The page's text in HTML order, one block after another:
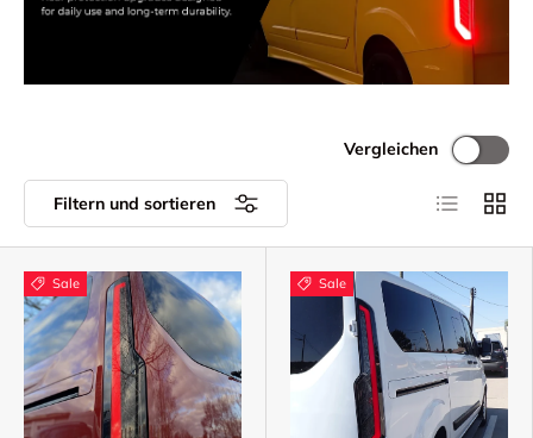
Filtern und sortieren
Vergleichen
Sale Sale